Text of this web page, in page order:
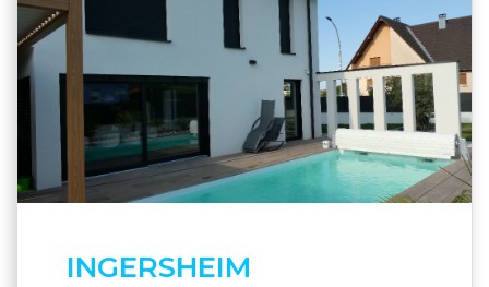
INGERSHEIM